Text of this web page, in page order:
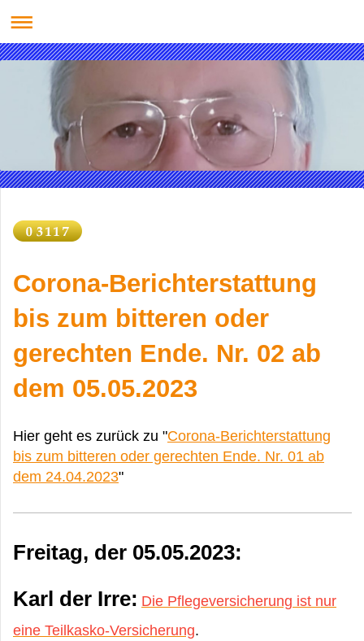
Corona-Berichterstattung
bis zum bitteren oder
gerechten Ende. Nr. 02 ab
dem 05.05.2023
Hier geht es zurück zu "Corona-Berichterstattung
bis zum bitteren oder gerechten Ende. Nr. 01 ab
dem 24.04.2023"
Freitag, der 05.05.2023:
Karl der Irre: Die Pflegeversicherung ist nur
eine Teilkasko-Versicherung.